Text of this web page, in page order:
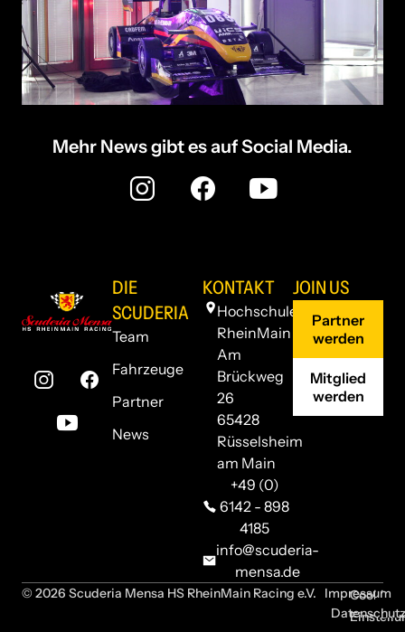
Mehr News gibt es auf Social Media.
DIE
SCUDERIA
Team
Fahrzeuge
Partner
News
KONTAKT
Hochschule
RheinMain
Am
Brückweg
26
65428
Rüsselsheim
am Main
+49 (0)
6142 - 898
4185
info@scuderia-
mensa.de
JOIN US
Partner
werden
Mitglied
werden
© 2026 Scuderia Mensa HS RheinMain Racing e.V.
Impressum
Datenschutz
Cookie-